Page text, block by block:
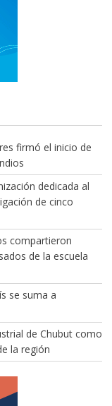
firmó el inicio de
dedicada al
de cinco
compartieron
de la escuela
se suma a
de Chubut como
la región